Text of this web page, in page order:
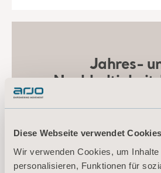
Diese Webseite verwendet Cookies
Wir verwenden Cookies, um
personalisieren, Funktionen für
Jahres-
und Ergebnisse in den
Soziales und
und